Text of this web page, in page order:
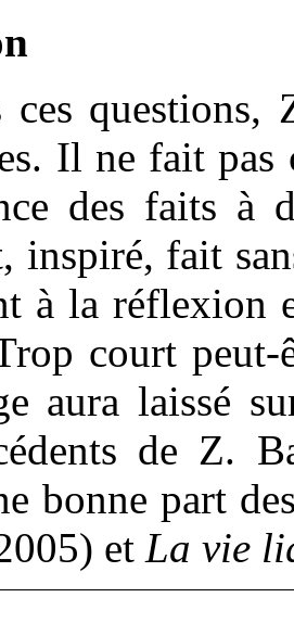
ces
Il ne fait
des faits à
inspiré, fait
à la réflexion
court
aura laissé
de Z.
bonne part
et La vie